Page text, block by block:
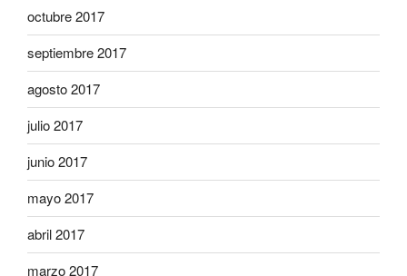
octubre 2017
septiembre 2017
agosto 2017
julio 2017
junio 2017
mayo 2017
abril 2017
marzo 2017